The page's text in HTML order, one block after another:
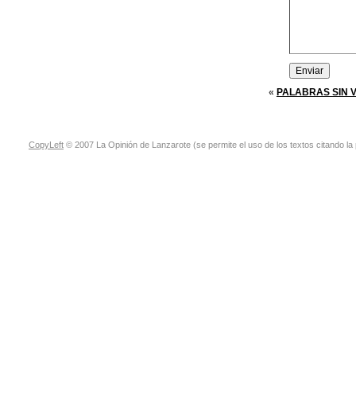
« PALABRAS SIN
CopyLeft © 2007 La Opinión de Lanzarote (se permite el uso de los textos citando